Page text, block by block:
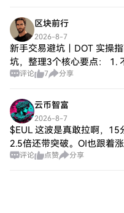
区块前行
2026-8-7
新手交易避坑｜DOT 实操
坑，整理3个核心要点： 1.
考虑低吸，跌破后坚决止损
评论 7 分享
云币智富
2026-8-7
$EUL 这波是真敢拉啊，15
2.5倍还带突破。OI也跟着
多头进场了。 看着像是一
评论 点赞 分享